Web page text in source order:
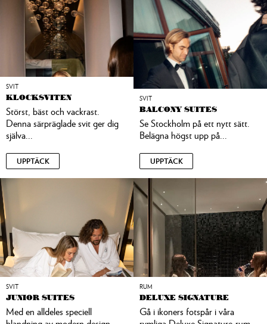
SVIT
KLOCKSVITEN
Störst, bäst och vackrast.
Denna särpräglade svit ger dig
själva...
UPPTÄCK
SVIT
BALCONY SUITES
Se Stockholm på ett nytt sätt.
Belägna högst upp på...
UPPTÄCK
SVIT
JUNIOR SUITES
Med en alldeles speciell
RUM
DELUXE SIGNATURE
Gå i ikoners fotspår i våra